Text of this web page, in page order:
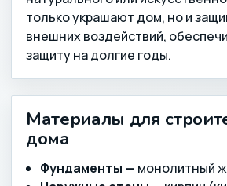
только украшают дом, но и
внешних воздействий,
защиту на долгие годы.
Материалы для
дома
Фундаменты — монолитный